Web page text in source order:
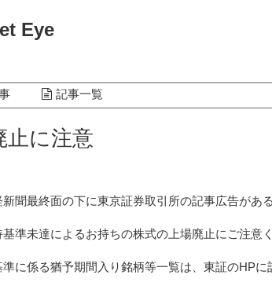
Eye
記事一覧
止に注意
聞最終面の下に東京証券取引所の記事広告がある
基準未達によるお持ちの株式の上場廃止にご注意
準に係る猶予期間入り銘柄等一覧は、東証のHPに